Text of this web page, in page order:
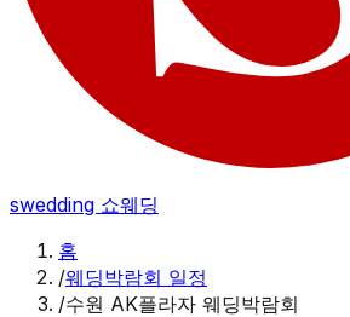
swedding 쇼웨딩
홈
/웨딩박람회 일정
/수원 AK플라자 웨딩박람회